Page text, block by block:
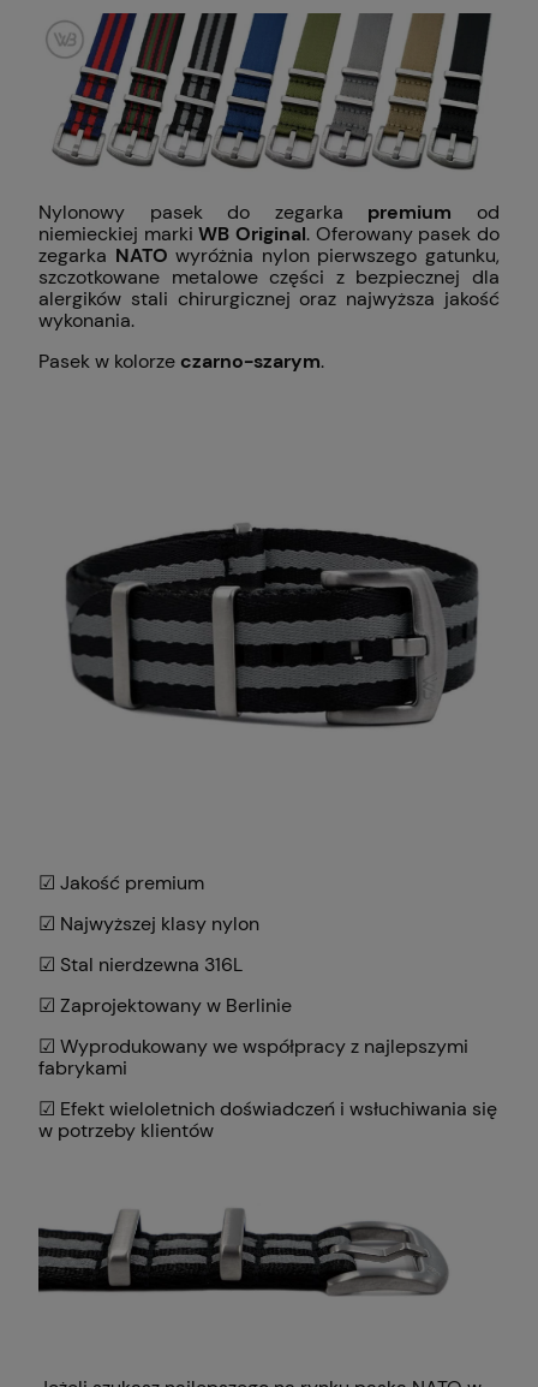
Nylonowy pasek do zegarka premium od
niemieckiej markiWB Original. Oferowany pasek do
zegarka NATO wyróżnia nylon pierwszego gatunku,
szczotkowane metalowe części z bezpiecznej dla
alergików stali chirurgicznej oraz najwyższa jakość
wykonania.
Pasek w kolorze czarno-szarym.
☑ Jakość premium
☑ Najwyższej klasy nylon
☑ Stal nierdzewna 316L
☑ Zaprojektowany w Berlinie
☑ Wyprodukowany we współpracy z najlepszymi
fabrykami
☑ Efekt wieloletnich doświadczeń i wsłuchiwania się
w potrzeby klientów